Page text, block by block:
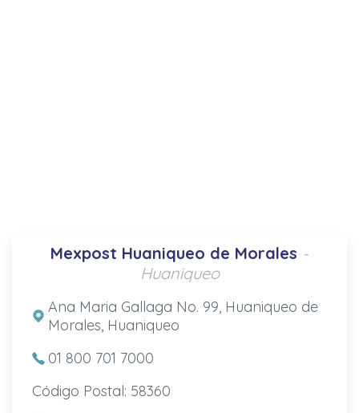
Mexpost Huaniqueo de Morales -
Huaniqueo
Ana Maria Gallaga No. 99, Huaniqueo de
Morales, Huaniqueo
01 800 701 7000
Código Postal: 58360